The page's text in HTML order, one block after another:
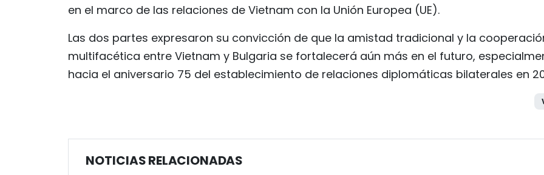
en el marco de las relaciones de Vietnam con la Unión Europea (UE).
Las dos partes expresaron su convicción de que la amistad tradicional y la
multifacética entre Vietnam y Bulgaria se fortalecerá aún más en el futuro,
hacia el aniversario 75 del establecimiento de relaciones diplomáticas bilaterales en
NOTICIAS RELACIONADAS